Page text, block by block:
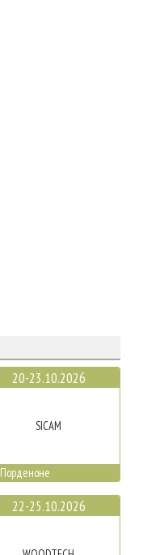
20-23.10.2026
SICAM
Порденоне
22-25.10.2026